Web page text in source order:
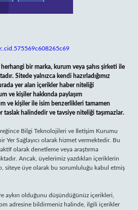
bir marka, kurum veya şahıs şirketi ile
Sitede yalnızca kendi hazırladığımız
yer alan içerikler haber niteliği
ve kişiler hakkında paylaşım
ve kişiler ile isim benzerlikleri tamamen
halindedir ve tavsiye niteliği taşımazlar.
Bilgi Teknolojileri ve İletişim Kurumu
Yer Sağlayıcı olarak hizmet vermektedir. Bu
olarak denetleme veya araştırma
Ancak, üyelerimiz yazdıkları içeriklerin
siteye üye olarak bu sorumluluğu kabul etmiş
aykırı olduğunu düşündüğünüz içerikleri,
adresine bildirmeniz halinde, ilgili içerikler